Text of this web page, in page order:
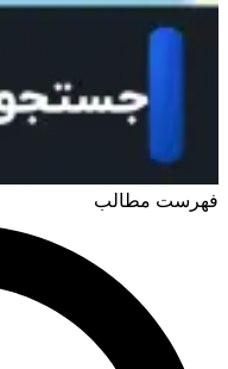
فهرست مطالب